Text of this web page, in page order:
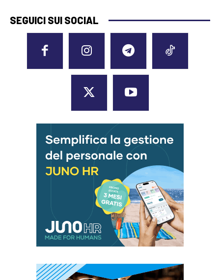
SEGUICI SUI SOCIAL